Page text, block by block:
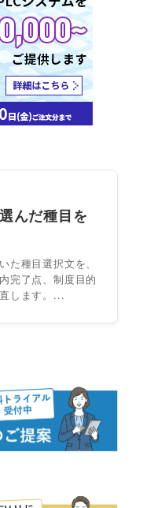
んだ種目を
た種目選択文を、
完了点、制度目的
します。...